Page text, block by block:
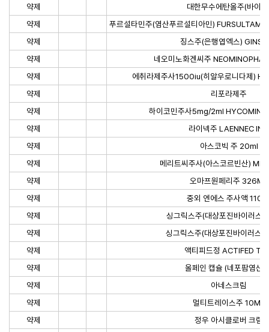
약제
대한무수에탄올주(바이
약제
푸르설타민주(염산푸르설티아민)
약제
징스주(은행엽엑스) GINS
약제
네오미노화겐씨주
약제
에취라제주사1500iu(히알우로니다제)
약제
리포라제주
약제
하이코민주사5mg/2ml HYCOMIN
약제
라이넥주 LAENNEC INJ.
약제
아스코빅 주 20ml
약제
메리트씨주사(아스코르빈산)
약제
오마프원페리주 326ML
약제
중외 엔에스 주사액
약제
싱그릭스주(대상포진바이러스
약제
싱그릭스주(대상포진바이러스
약제
액티피드정 ACTIFED
약제
올페인 캡슐 (네포팜염산
약제
아네스크림
약제
멀티트레이스주 10ML
약제
정우 아시클로버 크림